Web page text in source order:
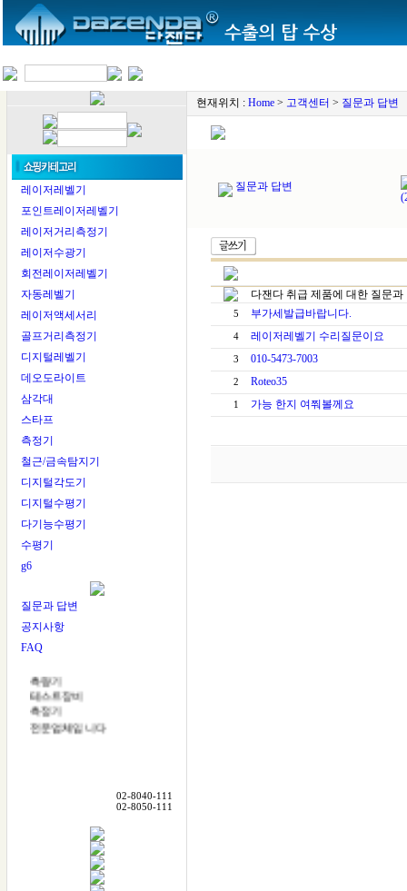
레이저레벨기
포인트레이저레벨기
레이저거리측정기
레이저수광기
회전레이저레벨기
자동레벨기
레이저액세서리
골프거리측정기
디지털레벨기
데오도라이트
삼각대
스타프
측정기
철근/금속탐지기
디지털각도기
디지털수평기
다기능수평기
수평기
g6
질문과 답변
공지사항
FAQ
다잰다
DAZENDA
다잰다는
측량기
테스트장비
측정기
전문업체입니다
수평,수직,연직&거리
모두 다~잰다
02-8040-111
02-8050-111
현재위치 : Home > 고객센터 > 질문과 답변
질문과 답변
다잰다 취급 제품에 대한 질문과
5 부가세발급바랍니다.
4 레이저레벨기 수리질문이요
3 010-5473-7003
2 Roteo35
1 가능 한지 여쭤볼께요